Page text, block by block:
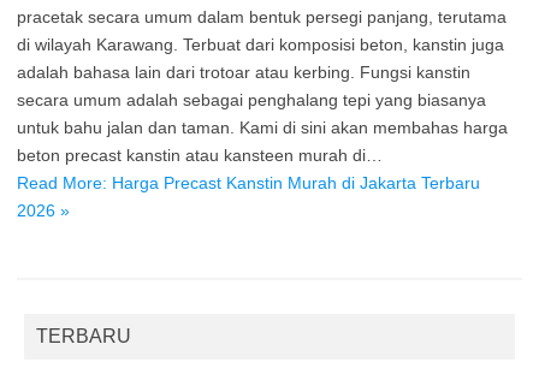
pracetak secara umum dalam bentuk persegi panjang, terutama
di wilayah Karawang. Terbuat dari komposisi beton, kanstin juga
adalah bahasa lain dari trotoar atau kerbing. Fungsi kanstin
secara umum adalah sebagai penghalang tepi yang biasanya
untuk bahu jalan dan taman. Kami di sini akan membahas harga
beton precast kanstin atau kansteen murah di…
Read More: Harga Precast Kanstin Murah di Jakarta Terbaru
2026 »
TERBARU